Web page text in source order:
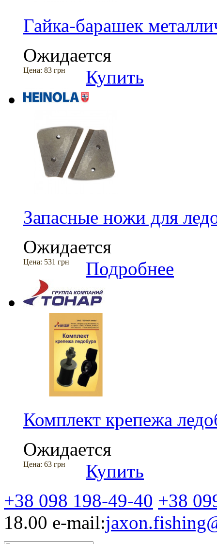
Гайка-барашек
Ожидается
Цена: 83 грн Купить
Запасные ножи для
Ожидается
Цена: 531 грн Подробнее
Комплект крепежа
Ожидается
Цена: 63 грн
Купить
+38 098 198-49-40 +38
18.00 e-mail: